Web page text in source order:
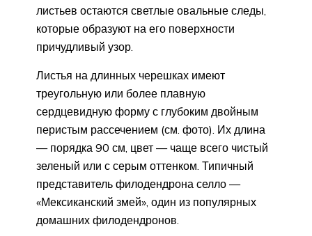
листьев остаются светлые овальные следы,
которые образуют на его поверхности
причудливый узор.
Листья на длинных черешках имеют
треугольную или более плавную
сердцевидную форму с глубоким двойным
перистым рассечением (см. фото). Их длина
— порядка 90 см, цвет — чаще всего чистый
зеленый или с серым оттенком. Типичный
представитель филодендрона селло —
«Мексиканский змей», один из популярных
домашних филодендронов.